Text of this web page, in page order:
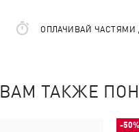
ОПЛАЧИВАЙ ЧАСТЯМИ
ВАМ ТАКЖЕ
-50%